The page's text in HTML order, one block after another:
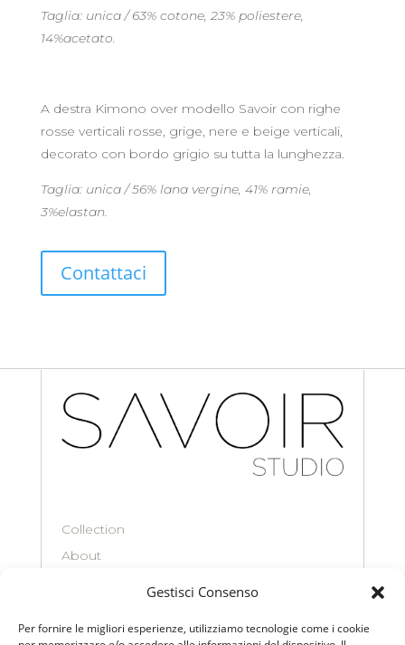
Gestisci Consenso
Per fornire le migliori esperienze, utilizziamo tecnologie come i cookie
Taglia: unica / 63% cotone, 23% poliestere,
14%acetato.
A destra Kimono over modello Savoir con righe
rosse verticali rosse, grige, nere e beige verticali,
decorato con bordo grigio su tutta la lunghezza.
Taglia: unica / 56% lana vergine, 41% ramie,
3%elastan.
Contattaci
Collection
About